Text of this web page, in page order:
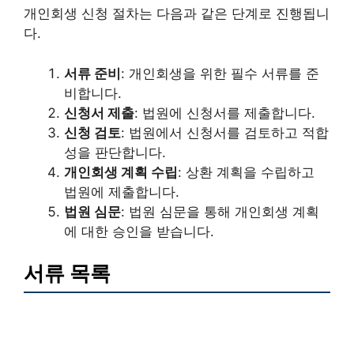
개인회생 신청 절차는 다음과 같은 단계로 진행됩니
다.
서류 준비: 개인회생을 위한 필수 서류를 준
비합니다.
신청서 제출: 법원에 신청서를 제출합니다.
신청 검토: 법원에서 신청서를 검토하고 적합
성을 판단합니다.
개인회생 계획 수립: 상환 계획을 수립하고
법원에 제출합니다.
법원 심문: 법원 심문을 통해 개인회생 계획
에 대한 승인을 받습니다.
서류 목록